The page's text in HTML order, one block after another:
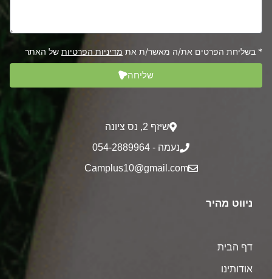
* בשליחת הפרטים את/ה מאשר/ת את מדיניות הפרטיות של האתר
שליחה
שיזף 2‎, נס ציונה
נעמה - 054-2889964
Camplus10@gmail.com
ניווט מהיר
דף הבית
אודותינו